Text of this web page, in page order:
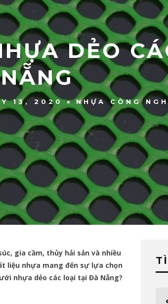
DẺO
NẴNG
13, 2020 NHỰA CÔNG
gia cầm, thủy hải sản và nhiều
liệu nhựa mang đến sự lựa chọn
nhựa dẻo các loại tại Đà Nẵng?